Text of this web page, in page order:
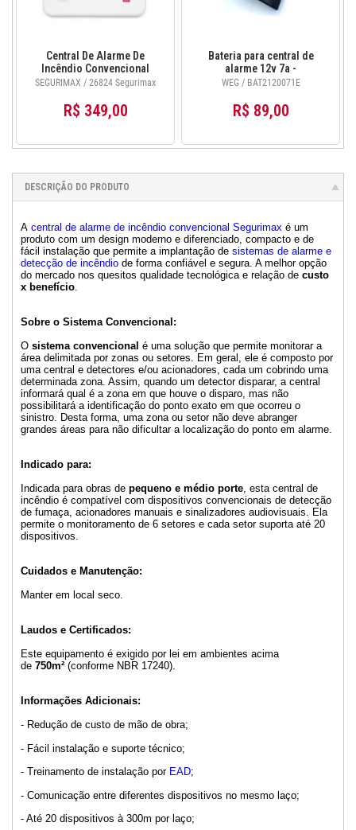
Central De Alarme De
Incêndio Convencional
12v/24 Setores 26824
SEGURIMAX / 26824 Segurimax
R$ 349,00
Bateria para central de
alarme 12v 7a -
BAT2120071E Weg
WEG / BAT2120071E
R$ 89,00
DESCRIÇÃO DO PRODUTO
A central de alarme de incêndio convencional Segurimax é um
produto com um design moderno e diferenciado, compacto e de
fácil instalação que permite a implantação de sistemas de alarme e
detecção de incêndio de forma confiável e segura. A melhor opção
do mercado nos quesitos qualidade tecnológica e relação de custo
x benefício
Sobre o Sistema Convencional:
O sistema convencional é uma solução que permite monitorar a
área delimitada por zonas ou setores. Em geral, ele é composto por
uma central e detectores e/ou acionadores, cada um cobrindo uma
determinada zona. Assim, quando um detector disparar, a central
informará qual é a zona em que houve o disparo, mas não
possibilitará a identificação do ponto exato em que ocorreu o
sinistro. Desta forma, uma zona ou setor não deve abranger
grandes áreas para não dificultar a localização do ponto em alarme.
Indicado para:
Indicada para obras de pequeno e médio porte , esta central de
incêndio é compatível com dispositivos convencionais de detecção
de fumaça, acionadores manuais e sinalizadores audiovisuais. Ela
permite o monitoramento de 6 setores e cada setor suporta até 20
dispositivos.
Cuidados e Manutenção:
Manter em local seco.
Laudos e Certificados:
Este equipamento é exigido por lei em ambientes acima
de 750m² (conforme NBR 17240).
Informações Adicionais:
- Redução de custo de mão de obra;
- Fácil instalação e suporte técnico;
- Treinamento de instalação por EAD;
- Comunicação entre diferentes dispositivos no mesmo laço;
- Até 20 dispositivos à 300m por laço;